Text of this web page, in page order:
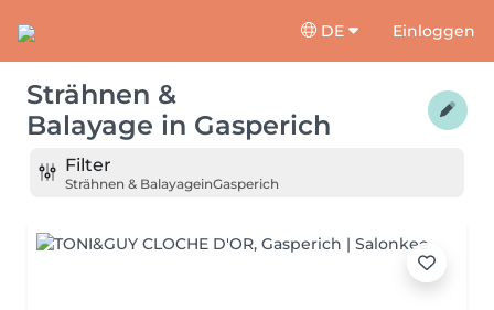
DE Einloggen
Strähnen &
Balayage in Gasperich
Filter
Strähnen & BalayageinGasperich